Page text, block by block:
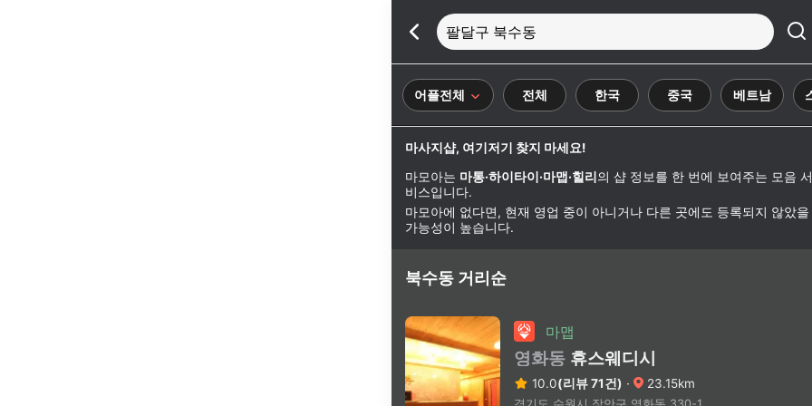
팔달구 북수동
어플전체 전체 한국 중국 베트남
마사지샵, 여기저기 찾지 마세요!
마모아는 마통·하이타이·마맵·힐리 의 샵 정보를 한 번에 보여주는 모음 서
비스입니다.
마모아에 없다면, 현재 영업 중이 아니거나 다른 곳에도 등록되지 않았을
가능성이 높습니다.
북수동 거리순
마맵
영화동 휴스웨디시
10.0(리뷰 71건) · 23.15km